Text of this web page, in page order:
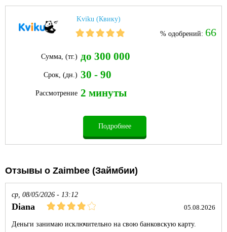
Kviku (Квику)
% одобрений: 66
Сумма, (тг.) до 300 000
Срок, (дн.) 30 - 90
Рассмотрение 2 минуты
Подробнее
Отзывы о Zaimbee (Займбии)
ср, 08/05/2026 - 13:12
Diana 05.08.2026
Деньги занимаю исключительно на свою банковскую карту.